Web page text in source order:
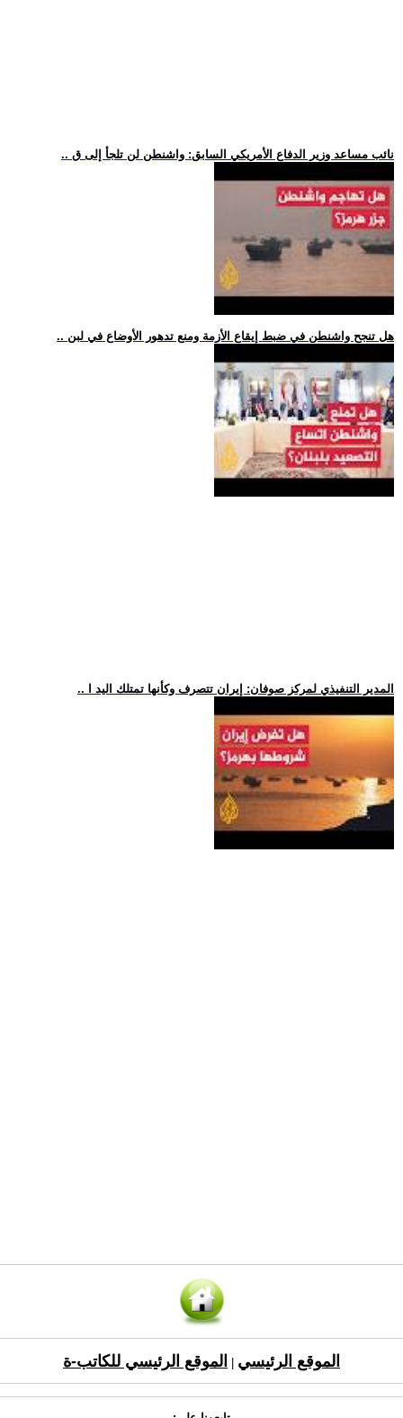
.. نائب مساعد وزير الدفاع الأمريكي السابق: واشنطن لن تلجأ إلى ق
.. هل تنجح واشنطن في ضبط إيقاع الأزمة ومنع تدهور الأوضاع في لبن
.. المدير التنفيذي لمركز صوفان: إيران تتصرف وكأنها تمتلك اليد ا
الموقع الرئيسي الموقع الرئيسي للكاتب-ة